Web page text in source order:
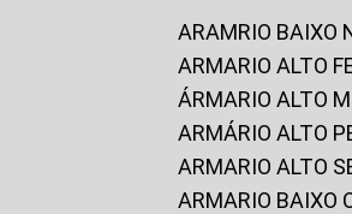
ARAMRIO BAIXO
ARMARIO ALTO
ÁRMARIO ALTO
ARMÁRIO ALTO
ARMARIO ALTO
ARMARIO